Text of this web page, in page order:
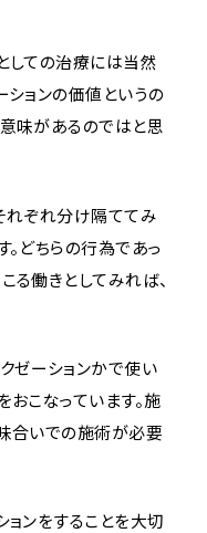
しての治療には当然
ションの価値というの
味があるのではと思
れぞれ分け隔ててみ
どちらの行為であっ
る働きとしてみれば、
ゼーションかで使い
こなっています。施
合いでの施術が必要
ョンをすることを大切